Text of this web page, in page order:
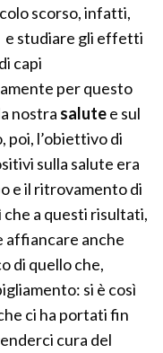
scorso, infatti,
e studiare gli effetti
capi
per questo
nostra salutee sul
poi, l’obiettivo di
sulla salute era
e il ritrovamento di
a questi risultati,
affiancare anche
di quello che,
si è così
ci ha portati fin
cura del